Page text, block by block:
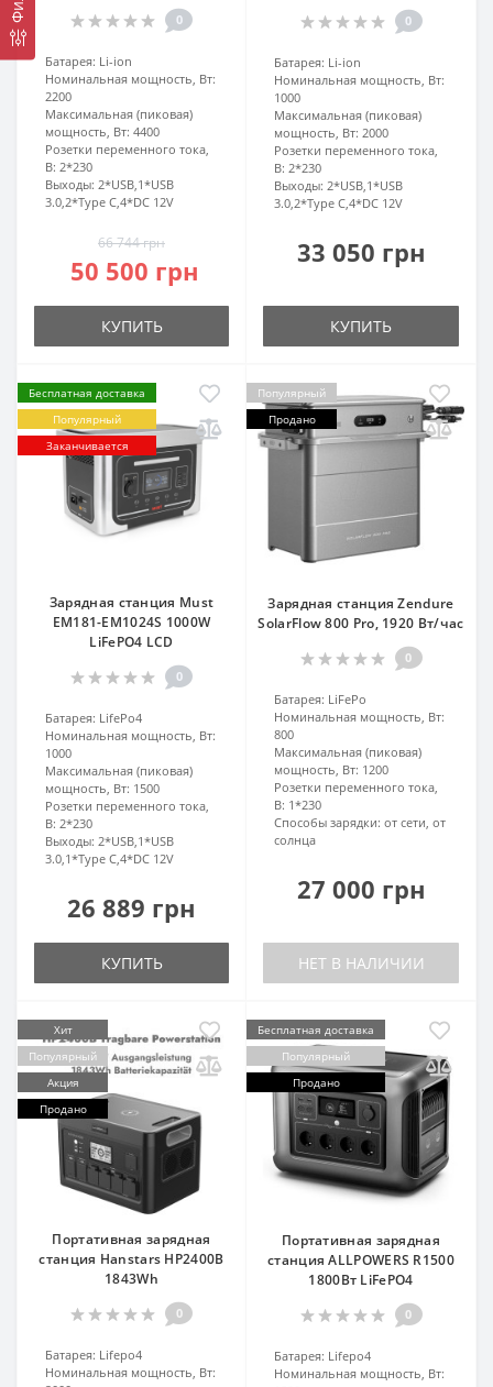
0
Батарея: Li-ion
Номинальная мощность, Вт:
2200
Максимальная (пиковая)
мощность, Вт: 4400
Розетки переменного тока,
В: 2*230
Выходы: 2*USB,1*USB
3.0,2*Type C,4*DC 12V
66 744 грн
50 500 грн
КУПИТЬ
0
Батарея: Li-ion
Номинальная мощность, Вт:
1000
Максимальная (пиковая)
мощность, Вт: 2000
Розетки переменного тока,
В: 2*230
Выходы: 2*USB,1*USB
3.0,2*Type C,4*DC 12V
33 050 грн
КУПИТЬ
Бесплатная доставка
Популярный
Заканчивается
Зарядная станция Must
EM181-EM1024S 1000W
LiFePO4 LCD
0
Батарея: LifePo4
Номинальная мощность, Вт:
1000
Максимальная (пиковая)
мощность, Вт: 1500
Розетки переменного тока,
В: 2*230
Выходы: 2*USB,1*USB
3.0,1*Type C,4*DC 12V
26 889 грн
КУПИТЬ
Популярный
Продано
Зарядная станция Zendure
SolarFlow 800 Pro, 1920 Вт/час
0
Батарея: LiFePo
Номинальная мощность, Вт:
800
Максимальная (пиковая)
мощность, Вт: 1200
Розетки переменного тока,
В: 1*230
Способы зарядки: от сети, от
солнца
27 000 грн
НЕТ В НАЛИЧИИ
Хит
Популярный
Акция
Продано
Портативная зарядная
станция Hanstars HP2400B
1843Wh
0
Батарея: Lifepo4
Номинальная мощность, Вт:
Бесплатная доставка
Популярный
Продано
Портативная зарядная
станция ALLPOWERS R1500
1800Вт LiFePO4
0
Батарея: Lifepo4
Номинальная мощность, Вт: